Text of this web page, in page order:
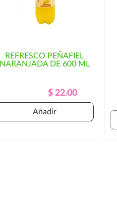
REFRESCO PEÑAFIEL
NARANJADA DE 600 ML
Precio
Regular
Precio
$ 22.00
Añadir